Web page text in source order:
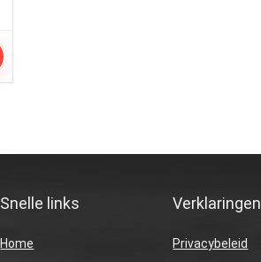
Snelle links
Home
Verklaringen
Privacybeleid